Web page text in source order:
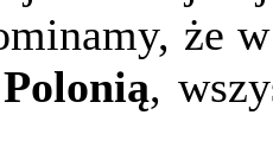
że
,